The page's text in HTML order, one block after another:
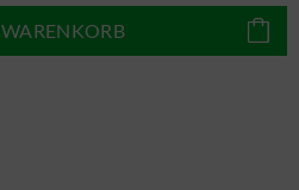
WARENKORB